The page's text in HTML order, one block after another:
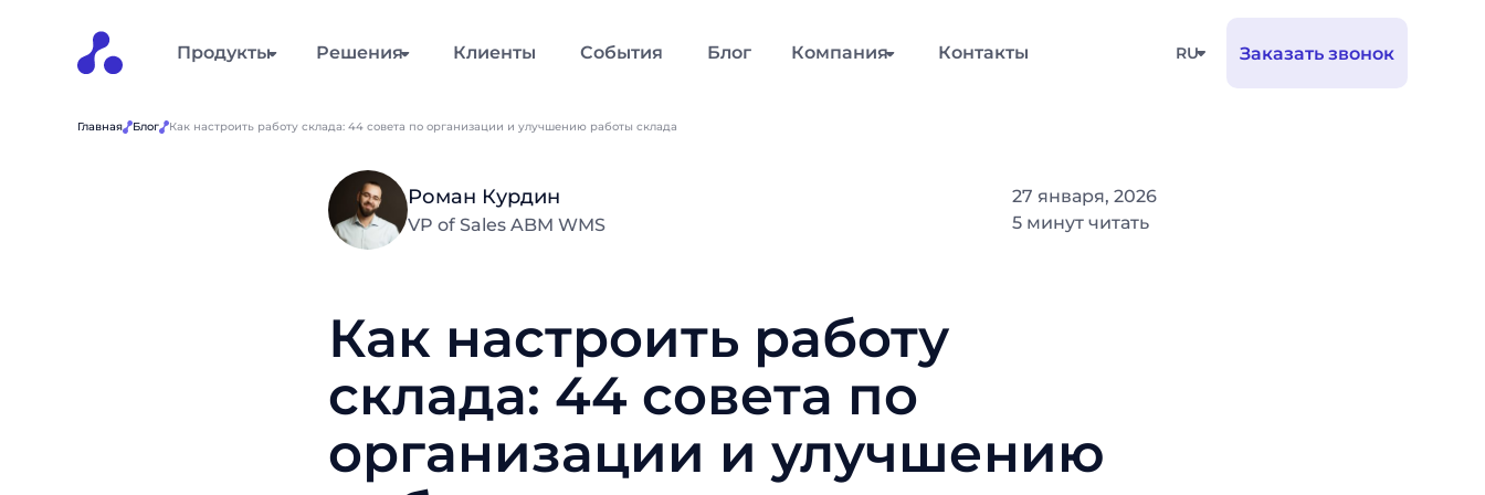
RU Заказать звонок
Продукты Решения Клиенты События Блог Компания Контакты
Главная Блог Как настроить работу склада: 44 совета по организации и улучшению работы склада
Роман Курдин
VP of Sales ABM WMS
27 января, 2026
5 минут читать
Как настроить работу
склада: 44 совета по
организации и улучшению